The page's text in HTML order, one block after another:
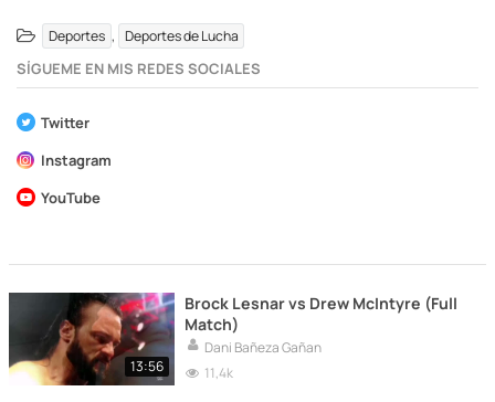
Deportes , Deportes de Lucha
SÍGUEME EN MIS REDES SOCIALES
Twitter
Instagram
YouTube
13:56
Brock Lesnar vs Drew McIntyre (Full
Match)
Dani Bañeza Gañan
11,4k